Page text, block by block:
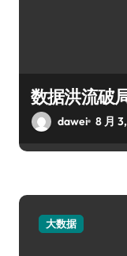
数据洪流破
dawei 8 月
大数据